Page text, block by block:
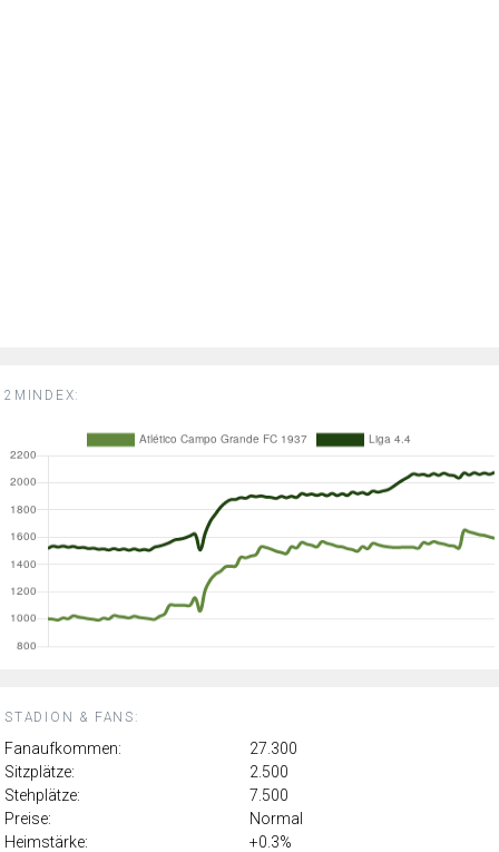
2MINDEX:
STADION & FANS:
Fanaufkommen:
27.300
Sitzplätze:
2.500
Stehplätze:
7.500
Preise:
Normal
Heimstärke:
+0.3%